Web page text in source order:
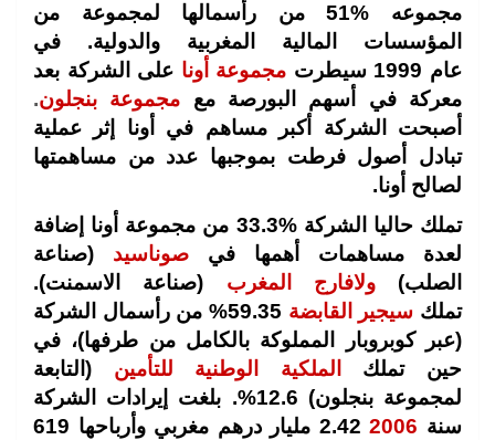
مجموعه %51 من رأسمالها لمجموعة من
المؤسسات المالية المغربية والدولية. في
عام 1999 سيطرت مجموعة أونا على الشركة بعد
معركة في أسهم البورصة مع
مجموعة بنجلون.
أصبحت الشركة أكبر مساهم في أونا إثر عملية
تبادل أصول فرطت بموجبها عدد من مساهمتها
لصالح أونا.
تملك حاليا الشركة %33.3 من مجموعة أونا إضافة
لعدة مساهمات أهمها في صوناسيد (صناعة
الصلب)ولافارج المغرب
(صناعة الاسمنت).
تملك سيجير القابضة
59.35% من رأسمال الشركة
(عبر كوبروبار المملوكة بالكامل من طرفها)، في
حين تملك
الملكية الوطنية للتأمين
(التابعة
لمجموعة بنجلون) 12.6%. بلغت إيرادات الشركة
سنة 2006 2.42 مليار درهم مغربي
وأرباحها 619